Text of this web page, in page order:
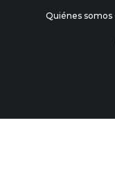
Quiénes somos